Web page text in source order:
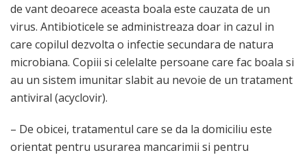
de vant deoarece aceasta boala este cauzata de un
virus. Antibioticele se administreaza doar in cazul in
care copilul dezvolta o infectie secundara de natura
microbiana. Copiii si celelalte persoane care fac boala si
au un sistem imunitar slabit au nevoie de un tratament
antiviral (acyclovir).
– De obicei, tratamentul care se da la domiciliu este
orientat pentru usurarea mancarimii si pentru